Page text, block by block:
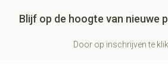
Blijf op de hoogte van nieuwe
Door op inschrijven te